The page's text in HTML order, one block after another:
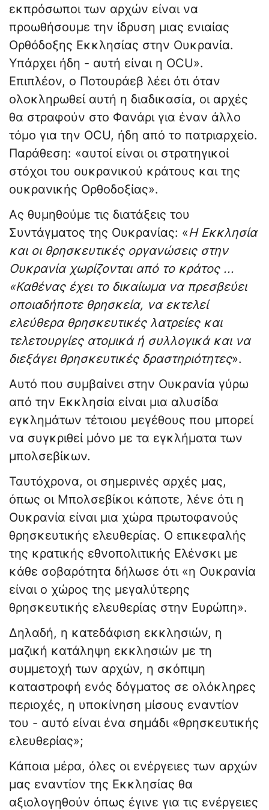
εκπρόσωποι των αρχών είναι να
προωθήσουμε την ίδρυση μιας ενιαίας
Ορθόδοξης Εκκλησίας στην Ουκρανία.
Υπάρχει ήδη - αυτή είναι η OCU».
Επιπλέον, ο Ποτουράεβ λέει ότι όταν
ολοκληρωθεί αυτή η διαδικασία, οι αρχές
θα στραφούν στο Φανάρι για έναν άλλο
τόμο για την OCU, ήδη από το πατριαρχείο.
Παράθεση: «αυτοί είναι οι στρατηγικοί
στόχοι του ουκρανικού κράτους και της
ουκρανικής Ορθοδοξίας».
Ας θυμηθούμε τις διατάξεις του
Συντάγματος της Ουκρανίας: «Η Εκκλησία
και οι θρησκευτικές οργανώσεις στην
Ουκρανία χωρίζονται από το κράτος ...
«Καθένας έχει το δικαίωμα να πρεσβεύει
οποιαδήποτε θρησκεία, να εκτελεί
ελεύθερα θρησκευτικές λατρείες και
τελετουργίες ατομικά ή συλλογικά και να
διεξάγει θρησκευτικές δραστηριότητες».
Αυτό που συμβαίνει στην Ουκρανία γύρω
από την Εκκλησία είναι μια αλυσίδα
εγκλημάτων τέτοιου μεγέθους που μπορεί
να συγκριθεί μόνο με τα εγκλήματα των
μπολσεβίκων.
Ταυτόχρονα, οι σημερινές αρχές μας,
όπως οι Μπολσεβίκοι κάποτε, λένε ότι η
Ουκρανία είναι μια χώρα πρωτοφανούς
θρησκευτικής ελευθερίας. Ο επικεφαλής
της κρατικής εθνοπολιτικής Ελένσκι με
κάθε σοβαρότητα δήλωσε ότι «η Ουκρανία
είναι ο χώρος της μεγαλύτερης
θρησκευτικής ελευθερίας στην Ευρώπη».
Δηλαδή, η κατεδάφιση εκκλησιών, η
μαζική κατάληψη εκκλησιών με τη
συμμετοχή των αρχών, η σκόπιμη
καταστροφή ενός δόγματος σε ολόκληρες
περιοχές, η υποκίνηση μίσους εναντίον
του - αυτό είναι ένα σημάδι «θρησκευτικής
ελευθερίας»;
Κάποια μέρα, όλες οι ενέργειες των αρχών
μας εναντίον της Εκκλησίας θα
αξιολογηθούν όπως έγινε για τις ενέργειες